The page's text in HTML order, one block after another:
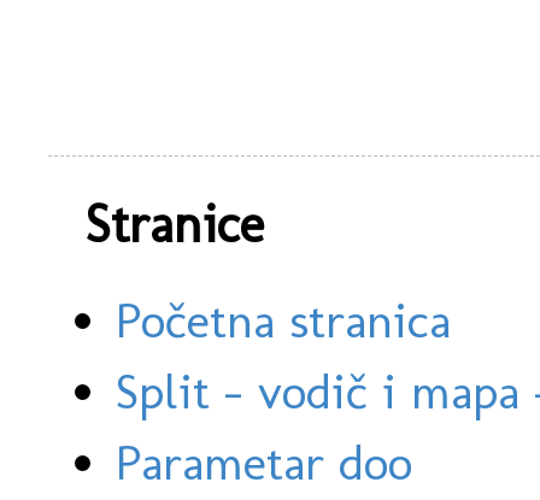
Stranice
Početna stranica
Split - vodič i
Parametar doo